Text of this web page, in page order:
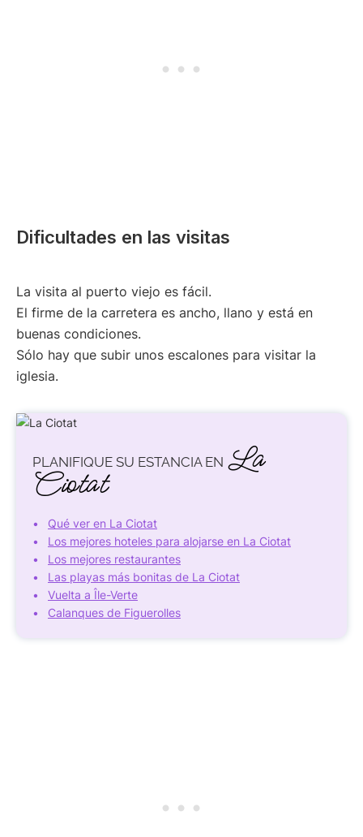
Dificultades en las visitas
La visita al puerto viejo es fácil.
El firme de la carretera es ancho, llano y está en
buenas condiciones.
Sólo hay que subir unos escalones para visitar la
iglesia.
PLANIFIQUE SU ESTANCIA EN La
Ciotat
Qué ver en La Ciotat
Los mejores hoteles para alojarse en La Ciotat
Los mejores restaurantes
Las playas más bonitas de La Ciotat
Vuelta a Île-Verte
Calanques de Figuerolles